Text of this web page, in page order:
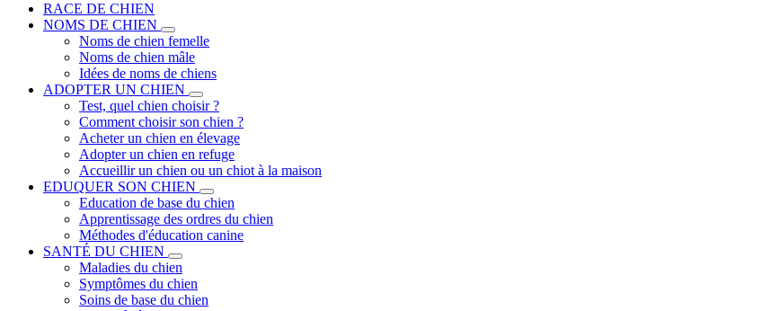
RACE DE CHIEN
NOMS DE CHIEN
Noms de chien femelle
Noms de chien mâle
Idées de noms de chiens
ADOPTER UN CHIEN
Test, quel chien choisir ?
Comment choisir son chien ?
Acheter un chien en élevage
Adopter un chien en refuge
Accueillir un chien ou un chiot à la maison
EDUQUER SON CHIEN
Education de base du chien
Apprentissage des ordres du chien
Méthodes d'éducation canine
SANTÉ DU CHIEN
Maladies du chien
Symptômes du chien
Soins de base du chien